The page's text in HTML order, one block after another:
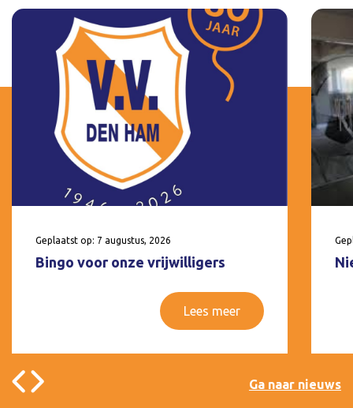
Geplaatst op: 7 augustus, 2026
Bingo voor onze vrijwilligers
Lees meer
Ga naar nieuws